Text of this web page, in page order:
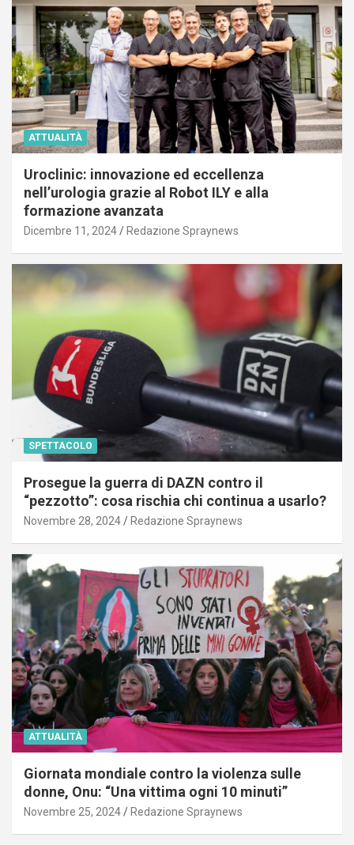
ATTUALITÀ
Uroclinic: innovazione ed eccellenza
nell’urologia grazie al Robot ILY e alla
formazione avanzata
Dicembre 11, 2024 Redazione Spraynews
SPETTACOLO
Prosegue la guerra di DAZN contro il
“pezzotto”: cosa rischia chi continua a usarlo?
Novembre 28, 2024 Redazione Spraynews
ATTUALITÀ
Giornata mondiale contro la violenza sulle
donne, Onu: “Una vittima ogni 10 minuti”
Novembre 25, 2024 Redazione Spraynews